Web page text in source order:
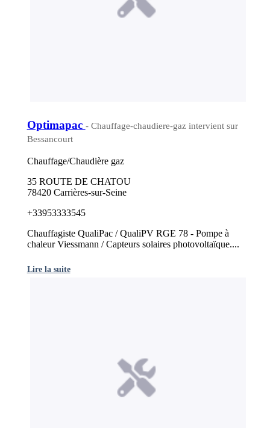
Optimapac - Chauffage-chaudiere-gaz intervient sur
Bessancourt
Chauffage/Chaudière gaz
35 ROUTE DE CHATOU
78420 Carrières-sur-Seine
+33953333545
Chauffagiste QualiPac / QualiPV RGE 78 - Pompe à
chaleur Viessmann / Capteurs solaires photovoltaïque....
Lire la suite